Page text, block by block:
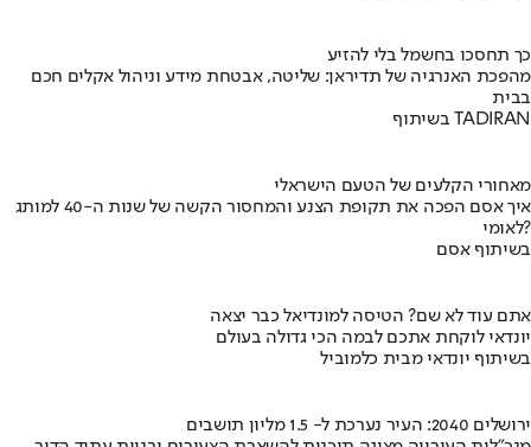
כך תחסכו בחשמל בלי להזיע
מהפכת האנרגיה של תדיראן: שליטה, אבטחת מידע וניהול אקלים חכם
בבית
בשיתוף TADIRAN
מאחורי הקלעים של הטעם הישראלי
איך אסם הפכה את תקופת הצנע והמחסור הקשה של שנות ה-40 למותג
לאומי?
בשיתוף אסם
אתם עוד לא שם? הטיסה למונדיאל כבר יצאה
יונדאי לוקחת אתכם לבמה הכי גדולה בעולם
בשיתוף יונדאי מבית כלמוביל
ירושלים 2040: העיר נערכת ל- 1.5 מליון תושבים